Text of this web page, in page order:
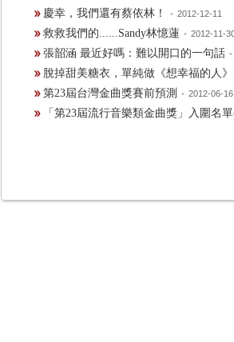
慶幸，我們還有蔡依林！ • 2012-12-11
救救我們的......Sandy林憶蓮 • 2012-11-
張韶涵 最近好嗎：難以開口的一句話 •
脫掉甜美糖衣，單純做《想幸福的人》
第23屆台灣金曲獎賽前預測 • 2012-06-16
「第23屆流行音樂類金曲獎」入圍名